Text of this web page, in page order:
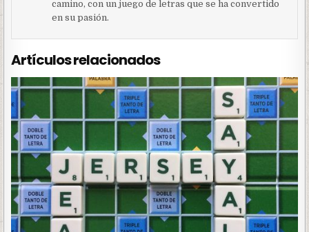
camino, con un juego de letras que se ha convertido
en su pasión.
Artículos relacionados